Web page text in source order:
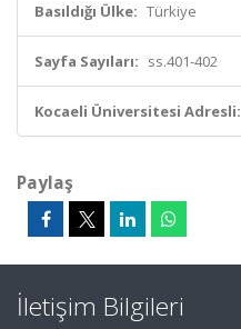
Basıldığı Ülke: Türkiye
Sayfa Sayıları: ss.401-402
Kocaeli Üniversitesi Adresli:
Paylaş
İletişim Bilgileri